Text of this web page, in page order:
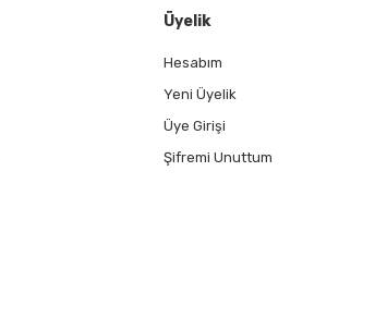
Üyelik
Hesabım
Yeni Üyelik
Üye Girişi
Şifremi Unuttum